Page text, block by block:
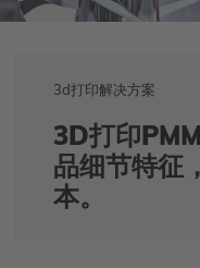
3d打印解决方案
3D打印
品细节特征
本。